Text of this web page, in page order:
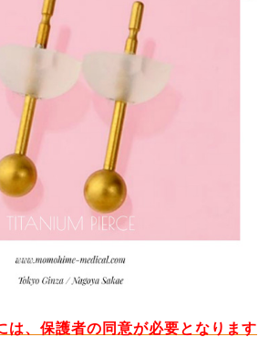
は、保護者の同意が必要となります